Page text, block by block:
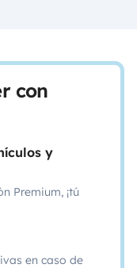
con
y
Premium, ¡tú
en caso de